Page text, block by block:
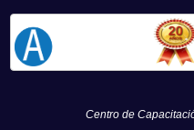
Centro de